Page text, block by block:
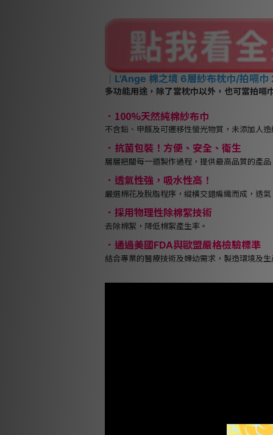
L'Ange 棉之境 6層紗布枕巾/拍嗝
多功能用途，除了當枕巾以外，也可當拍嗝
．100%天然純棉紗布巾
不含鉛、甲醛及可遷移性螢光物質，未添加人
．抗菌包裝！方便、安全、衛生
層層把關每一道製作過程，提供最高品質的產
．透氣性強，吸水性高！
嚴選棉花及脫脂程序，縱橫交錯編織而成，透
．採用物理性除棉絮技術
去除棉絮，降低棉絮產生率。
．通過美國FDA與歐盟嚴格檢驗標準
結合專業的醫療技術及婦幼需求，製造環境及